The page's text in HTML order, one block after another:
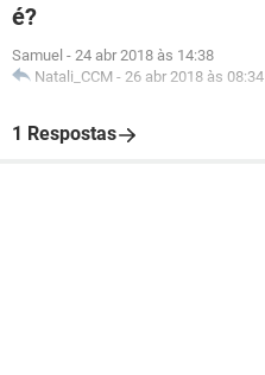
é?
Samuel - 24 abr 2018 às 14:38
Natali_CCM - 26 abr 2018 às 08:34
1 Respostas